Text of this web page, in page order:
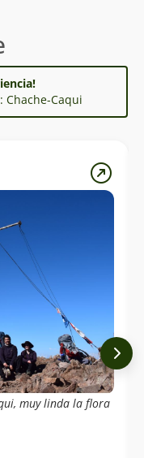
Chache-Caqui
muy linda la flora